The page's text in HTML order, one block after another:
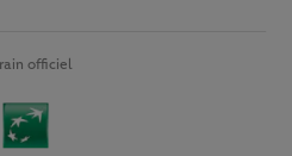
officiel